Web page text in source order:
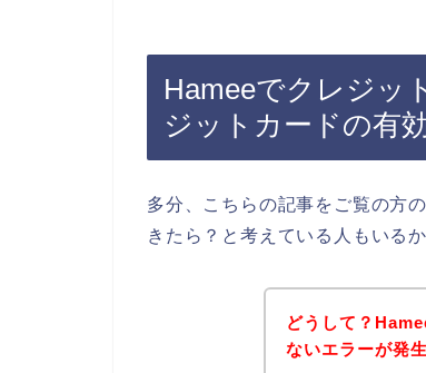
Hameeでクレジッ
ジットカードの有
多分、こちらの記事をご覧の方
きたら？と考えている人もいる
どうして？
ないエラーが発